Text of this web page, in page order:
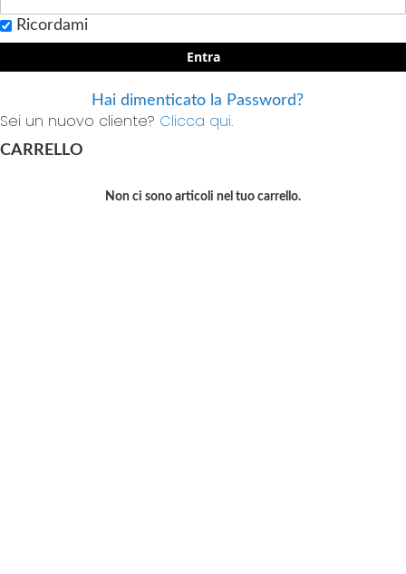
Ricordami
Entra
Hai dimenticato la Password?
Sei un nuovo cliente? Clicca qui.
CARRELLO
Non ci sono articoli nel tuo carrello.